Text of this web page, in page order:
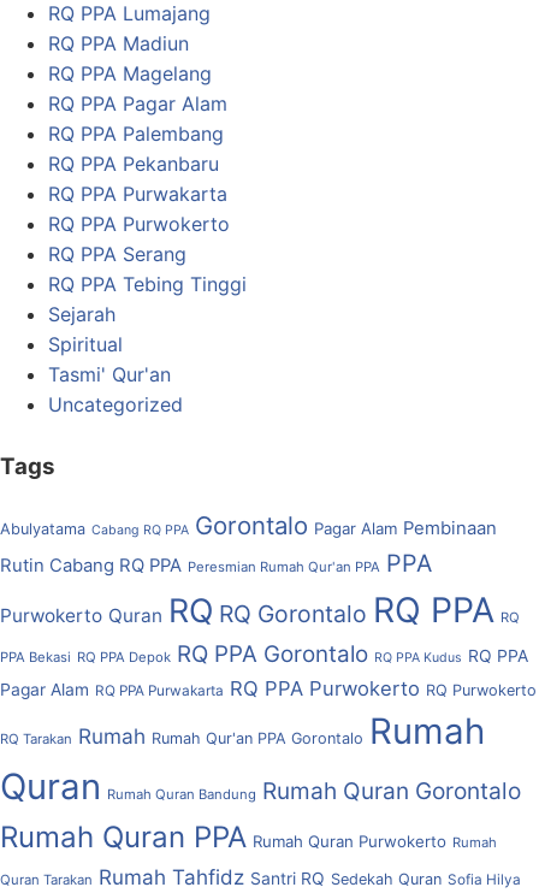
RQ PPA Lumajang
RQ PPA Madiun
RQ PPA Magelang
RQ PPA Pagar Alam
RQ PPA Palembang
RQ PPA Pekanbaru
RQ PPA Purwakarta
RQ PPA Purwokerto
RQ PPA Serang
RQ PPA Tebing Tinggi
Sejarah
Spiritual
Tasmi' Qur'an
Uncategorized
Tags
Abulyatama Cabang RQ PPA Gorontalo Pagar Alam Pembinaan
Rutin Cabang RQ PPA Peresmian Rumah Qur'an PPA PPA
Purwokerto Quran RQ RQ Gorontalo RQ PPA RQ
PPA Bekasi RQ PPA Depok RQ PPA Gorontalo RQ PPA Kudus RQ PPA
Pagar Alam RQ PPA Purwakarta RQ PPA Purwokerto RQ Purwokerto
RQ Tarakan Rumah Rumah Qur'an PPA Gorontalo Rumah
Quran Rumah Quran Bandung Rumah Quran Gorontalo
Rumah Quran PPA Rumah Quran Purwokerto Rumah
Quran Tarakan Rumah Tahfidz Santri RQ Sedekah Quran Sofia Hilya